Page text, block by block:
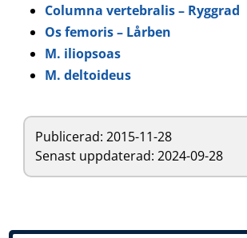
Columna vertebralis – Ryggrad
Os femoris – Lårben
M. iliopsoas
M. deltoideus
Publicerad:2015-11-28
Senast uppdaterad: 2024-09-28